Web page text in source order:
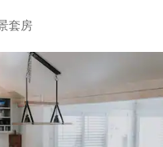
套房